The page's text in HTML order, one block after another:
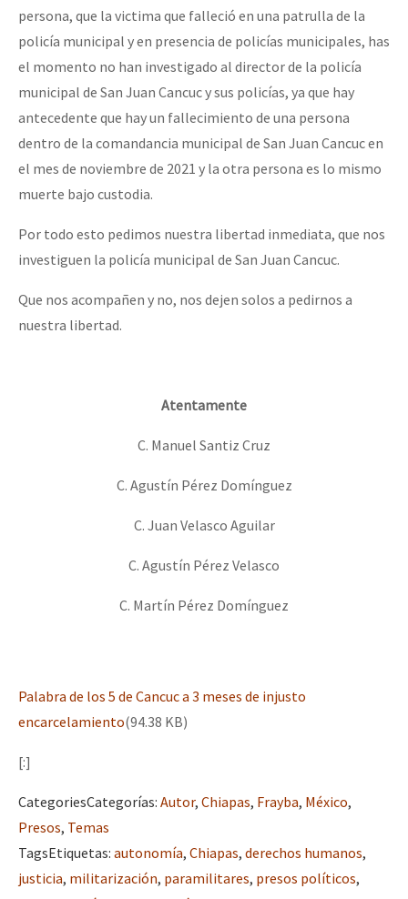
persona, que la victima que falleció en una patrulla de la
policía municipal y en presencia de policías municipales, has
el momento no han investigado al director de la policía
municipal de San Juan Cancuc y sus policías, ya que hay
antecedente que hay un fallecimiento de una persona
dentro de la comandancia municipal de San Juan Cancuc en
el mes de noviembre de 2021 y la otra persona es lo mismo
muerte bajo custodia.
Por todo esto pedimos nuestra libertad inmediata, que nos
investiguen la policía municipal de San Juan Cancuc.
Que nos acompañen y no, nos dejen solos a pedirnos a
nuestra libertad.
Atentamente
C. Manuel Santiz Cruz
C. Agustín Pérez Domínguez
C. Juan Velasco Aguilar
C. Agustín Pérez Velasco
C. Martín Pérez Domínguez
Palabra de los 5 de Cancuc a 3 meses de injusto
encarcelamiento(94.38 KB)
[:]
CategoriesCategorías: Autor, Chiapas, Frayba, México,
Presos, Temas
TagsEtiquetas: autonomía, Chiapas, derechos humanos,
justicia, militarización, paramilitares, presos políticos,